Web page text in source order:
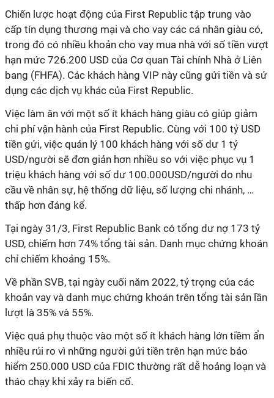
Chiến lược hoạt động của First Republic tập trung vào
cấp tín dụng thương mại và cho vay các cá nhân giàu có,
trong đó có nhiều khoản cho vay mua nhà với số tiền vượt
hạn mức 726.200 USD của Cơ quan Tài chính Nhà ở Liên
bang (FHFA). Các khách hàng VIP này cũng gửi tiền và sử
dụng các dịch vụ khác của First Republic.
Việc làm ăn với một số ít khách hàng giàu có giúp giảm
chi phí vận hành của First Republic. Cùng với 100 tỷ USD
tiền gửi, việc quản lý 100 khách hàng với số dư 1 tỷ
USD/người sẽ đơn giản hơn nhiều so với việc phục vụ 1
triệu khách hàng với số dư 100.000USD/người do nhu
cầu về nhân sự, hệ thống dữ liệu, số lượng chi nhánh, …
thấp hơn đáng kể.
Tại ngày 31/3, First Republic Bank có tổng dư nợ 173 tỷ
USD, chiếm hơn 74% tổng tài sản. Danh mục chứng khoán
chỉ chiếm khoảng 15%.
Về phần SVB, tại ngày cuối năm 2022, tỷ trọng của các
khoản vay và danh mục chứng khoán trên tổng tài sản lần
lượt là 35% và 55%.
Việc quá phụ thuộc vào một số ít khách hàng lớn tiềm ẩn
nhiều rủi ro vì những người gửi tiền trên hạn mức bảo
hiểm 250.000 USD của FDIC thường rất dễ hoảng loạn và
tháo chạy khi xảy ra biến cố.